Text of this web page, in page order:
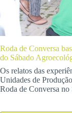
Roda de Conversa
do Sábado
Os relatos das
Unidades de
Roda de Conversa